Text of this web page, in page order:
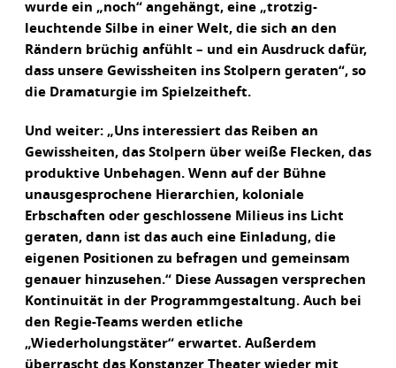
wurde ein „noch“ angehängt, eine „trotzig-
leuchtende Silbe in einer Welt, die sich an den
Rändern brüchig anfühlt – und ein Ausdruck dafür,
dass unsere Gewissheiten ins Stolpern geraten“, so
die Dramaturgie im Spielzeitheft.
Und weiter: „Uns interessiert das Reiben an
Gewissheiten, das Stolpern über weiße Flecken, das
produktive Unbehagen. Wenn auf der Bühne
unausgesprochene Hierarchien, koloniale
Erbschaften oder geschlossene Milieus ins Licht
geraten, dann ist das auch eine Einladung, die
eigenen Positionen zu befragen und gemeinsam
genauer hinzusehen.“ Diese Aussagen versprechen
Kontinuität in der Programmgestaltung. Auch bei
den Regie-Teams werden etliche
„Wiederholungstäter“ erwartet. Außerdem
überrascht das Konstanzer Theater wieder mit